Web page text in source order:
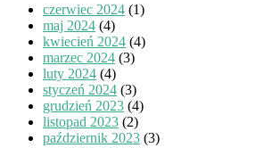
czerwiec 2024 (1)
maj 2024 (4)
kwiecień 2024 (4)
marzec 2024 (3)
luty 2024 (4)
styczeń 2024 (3)
grudzień 2023 (4)
listopad 2023 (2)
październik 2023 (3)